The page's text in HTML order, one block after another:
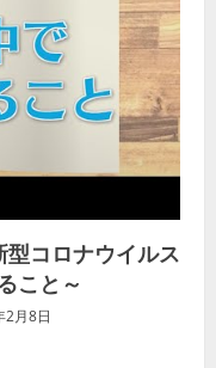
型コロナウイルス
こと～
2月8日